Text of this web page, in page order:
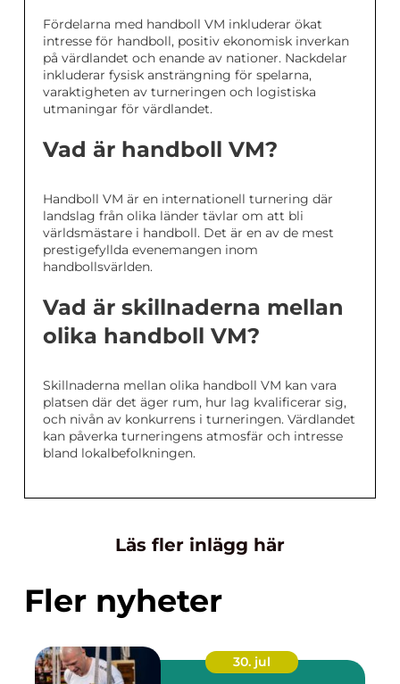
Fördelarna med handboll VM inkluderar ökat
intresse för handboll, positiv ekonomisk inverkan
på värdlandet och enande av nationer. Nackdelar
inkluderar fysisk ansträngning för spelarna,
varaktigheten av turneringen och logistiska
utmaningar för värdlandet.
Vad är handboll VM?
Handboll VM är en internationell turnering där
landslag från olika länder tävlar om att bli
världsmästare i handboll. Det är en av de mest
prestigefyllda evenemangen inom
handbollsvärlden.
Vad är skillnaderna mellan
olika handboll VM?
Skillnaderna mellan olika handboll VM kan vara
platsen där det äger rum, hur lag kvalificerar sig,
och nivån av konkurrens i turneringen. Värdlandet
kan påverka turneringens atmosfär och intresse
bland lokalbefolkningen.
Läs fler inlägg här
Fler nyheter
30. jul